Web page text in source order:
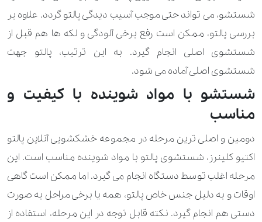
بالشت پر 560.000 تومان
پادری
پتو مسافرتی 310.000 تومان
پرده آستری (متر مربع) 50.000 تومان 60.000 تومان
پرده ابریشم خام (متر مربع)
پرده ارگانزا (متر مربع) 50.000 تومان 70.000 تومان
شستشو، می تواند حتی موجب آسیب دیدگی پالتو گردد. علاوه بر
بررسی پالتو، ممکن است رفع برخی آلودگی و لکه ها هم قبل از
شستشوی اصلی انجام گیرد. به این ترتیب، پالتو جهت
شستشوی اصلی آماده می شود.
شستشو با مواد شوینده با کیفیت و
مناسب
دومین و اصلی ترین مرحله در مجموعه خشکشویی آنلاین پالتو
اکتیو کلینرز، شستشوی پالتو با مواد شوینده مناسب است. این
مرحله اغلب توسط دستگاه انجام می گیرد. اما ممکن است گاهی
اوقات و به دلیل جنس خاص پالتو، همه یا برخی مراحل به صورت
دستی هم انجام گیرد. نکته قابل توجه در این مرحله، استفاده از